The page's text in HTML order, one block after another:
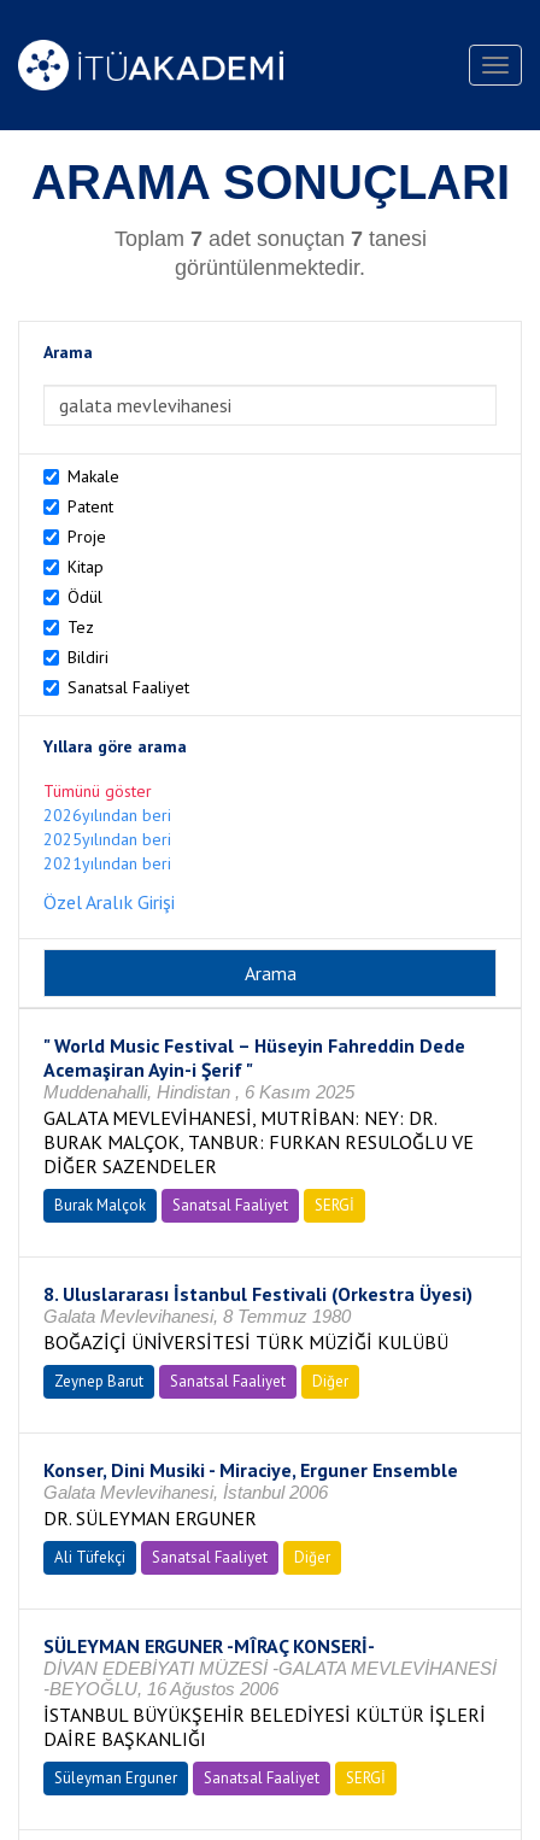
ARAMA SONUÇLARI
Toplam 7adet sonuçtan 7tanesi
görüntülenmektedir.
Arama
Makale
Patent
Proje
Kitap
Ödül
Tez
Bildiri
Sanatsal Faaliyet
Yıllara göre arama
Tümünü göster
2026yılından beri
2025yılından beri
2021yılından beri
Özel Aralık Girişi
" World Music Festival – Hüseyin Fahreddin Dede
Acemaşiran Ayin-i Şerif "
Muddenahalli, Hindistan , 6 Kasım 2025
GALATA MEVLEVİHANESİ, MUTRİBAN: NEY: DR.
BURAK MALÇOK, TANBUR: FURKAN RESULOĞLU VE
DİĞER SAZENDELER
Burak Malçok Sanatsal Faaliyet SERGİ
8. Uluslararası İstanbul Festivali (Orkestra Üyesi)
Galata Mevlevihanesi, 8 Temmuz 1980
BOĞAZİÇİ ÜNİVERSİTESİ TÜRK MÜZİĞİ KULÜBÜ
Zeynep Barut Sanatsal Faaliyet Diğer
Konser, Dini Musiki - Miraciye, Erguner Ensemble
Galata Mevlevihanesi, İstanbul 2006
DR. SÜLEYMAN ERGUNER
Ali Tüfekçi Sanatsal Faaliyet Diğer
SÜLEYMAN ERGUNER -MÎRAÇ KONSERİ-
DİVAN EDEBİYATI MÜZESİ -GALATA MEVLEVİHANESİ
-BEYOĞLU, 16 Ağustos 2006
İSTANBUL BÜYÜKŞEHİR BELEDİYESİ KÜLTÜR İŞLERİ
DAİRE BAŞKANLIĞI
Süleyman Erguner Sanatsal Faaliyet SERGİ